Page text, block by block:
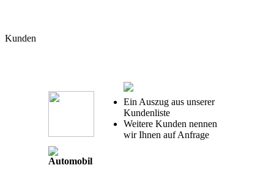
Kunden
Ein Auszug aus unserer
Kundenliste
Weitere Kunden nennen
wir Ihnen auf Anfrage
Automobil